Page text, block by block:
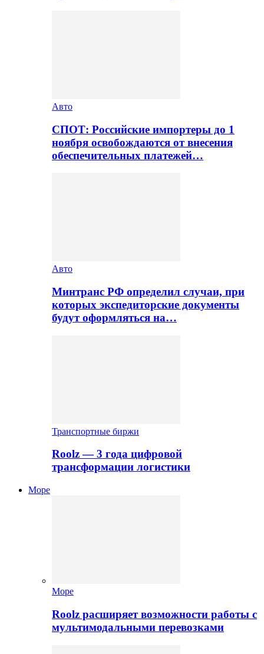
Авто
СПОТ: Российские импортеры до 1
ноября освобождаются от внесения
обеспечительных платежей…
Авто
Минтранс РФ определил случаи, при
которых экспедиторские документы
будут оформляться на…
Транспортные биржи
Roolz — 3 года цифровой
трансформации логистики
Море
Море
Roolz расширяет возможности работы с
мультимодальными перевозками